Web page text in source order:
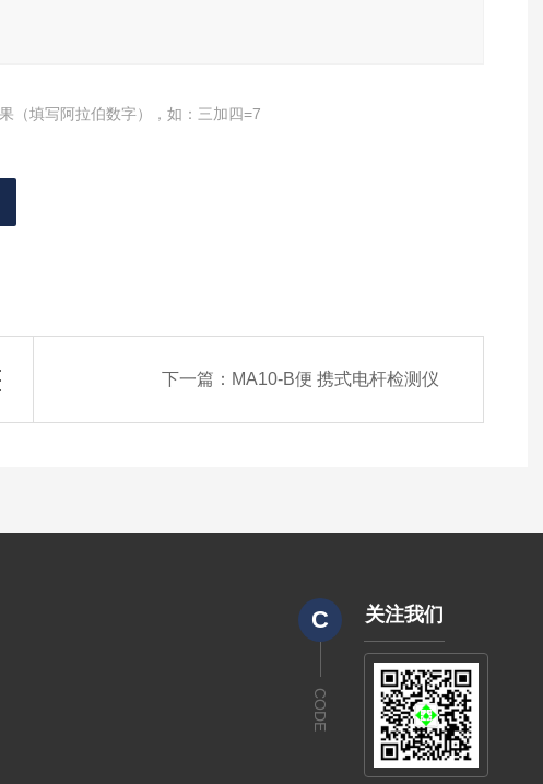
（填写阿拉伯数字），如：三加四=7
下一篇： MA10-B便 携式电杆检测仪
C
CODE
关注我们